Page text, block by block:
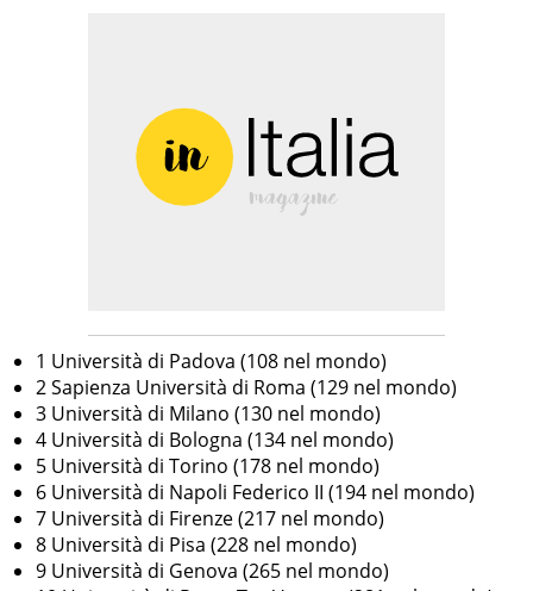
1 Università di Padova (108 nel mondo)
2 Sapienza Università di Roma (129 nel mondo)
3 Università di Milano (130 nel mondo)
4 Università di Bologna (134 nel mondo)
5 Università di Torino (178 nel mondo)
6 Università di Napoli Federico II (194 nel mondo)
7 Università di Firenze (217 nel mondo)
8 Università di Pisa (228 nel mondo)
9 Università di Genova (265 nel mondo)